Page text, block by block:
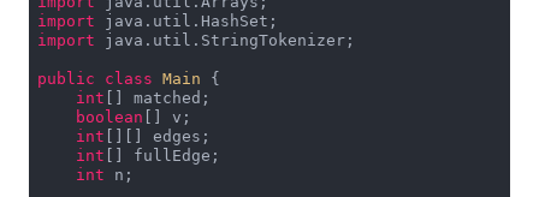
import
import java.util.StringTokenizer;
public class Main
{
int [] matched;
boolean [] v;
int [][] edges;
int [] fullEdge;
int n;